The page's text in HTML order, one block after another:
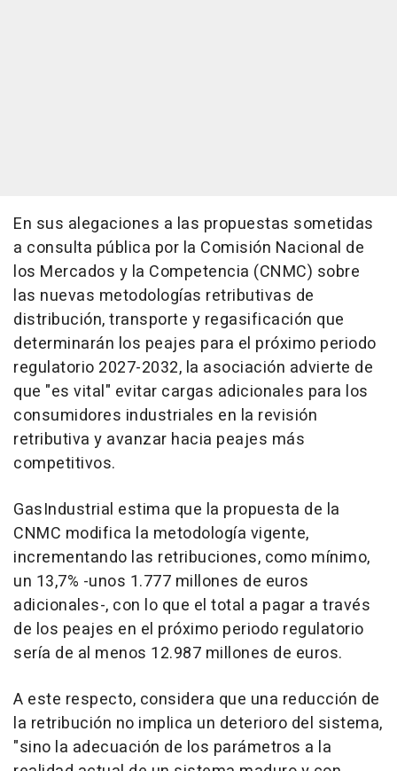
En sus alegaciones a las propuestas sometidas
a consulta pública por la Comisión Nacional de
los Mercados y la Competencia (CNMC) sobre
las nuevas metodologías retributivas de
distribución, transporte y regasificación que
determinarán los peajes para el próximo periodo
regulatorio 2027-2032, la asociación advierte de
que "es vital" evitar cargas adicionales para los
consumidores industriales en la revisión
retributiva y avanzar hacia peajes más
competitivos.
GasIndustrial estima que la propuesta de la
CNMC modifica la metodología vigente,
incrementando las retribuciones, como mínimo,
un 13,7% -unos 1.777 millones de euros
adicionales-, con lo que el total a pagar a través
de los peajes en el próximo periodo regulatorio
sería de al menos 12.987 millones de euros.
A este respecto, considera que una reducción de
la retribución no implica un deterioro del sistema,
"sino la adecuación de los parámetros a la